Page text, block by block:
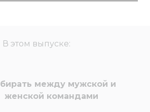
В этом выпуске:
между мужской и
женской командами